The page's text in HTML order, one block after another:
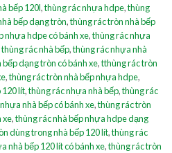
bếp 120l,thùng rác nhựa hdpe,thùng
bếp dạng tròn,thùng rác tròn nhà bếp
nhựa hdpe có bánh xe,thùng rác nhựa
thùng rác nhà bếp,thùng rác nhựa nhà
bếp dạng tròn có bánh xe,tthùng rác tròn
,thùng rác tròn nhà bếp nhựa hdpe,
120 lít,thùng rác nhựa nhà bếp,thùng rác
nhà bếp có bánh xe,thùng rác tròn
xe,thùng rác nhà bếp nhựa hdpe dạng
dùng trong nhà bếp 120 lít,thùng rác
nhà bếp 120 lít có bánh xe,thùng rác tròn